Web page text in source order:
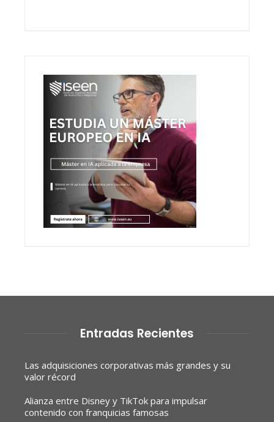
Entradas Recientes
Las adquisiciones corporativas más grandes y su
valor récord
Alianza entre Disney y TikTok para impulsar
contenido con franquicias famosas